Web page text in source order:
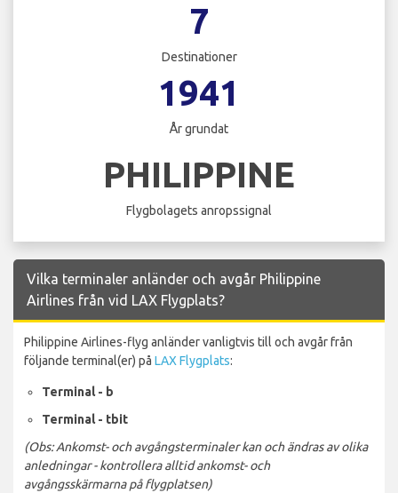
7
Destinationer
1941
År grundat
PHILIPPINE
Flygbolagets anropssignal
Vilka terminaler anländer och avgår Philippine
Airlines från vid LAX Flygplats?
Philippine Airlines-flyg anländer vanligtvis till och avgår från
följande terminal(er) på LAX Flygplats:
Terminal - b
Terminal - tbit
(Obs: Ankomst- och avgångsterminaler kan och ändras av olika
anledningar - kontrollera alltid ankomst- och
avgångsskärmarna på flygplatsen)